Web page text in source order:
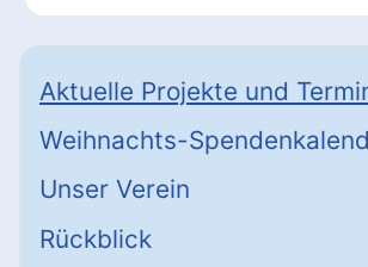
Aktuelle Projekte und
Weihnachts-
Unser Verein
Rückblick